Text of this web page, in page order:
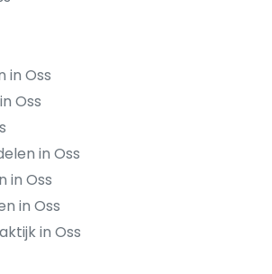
in Oss
Oss
in Oss
in Oss
in Oss
in Oss